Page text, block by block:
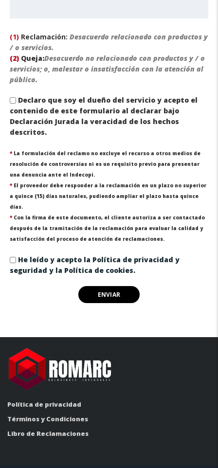
(1) Reclamación: Desacuerdo relacionado con productos y
/ o servicios.
(2) Queja:Desacuerdo no relacionado con productos y / o
servicios; o, malestar o insatisfacción con la atención al
público.
Declaro que soy el dueño del servicio y acepto el
contenido de este formulario al declarar bajo
Declaración Jurada la veracidad de los hechos
descritos.
*La formulación del reclamo no excluye el recurso a otros medios de
resolución de controversias ni es un requisito previo para presentar
una denuncia ante el Indecopi.
*El proveedor debe responder a la reclamación en un plazo no superior
a quince (15) días naturales, pudiendo ampliar el plazo hasta quince
días.
*Con la firma de este documento, el cliente autoriza a ser contactado
después de la tramitación de la reclamación para evaluar la calidad y
satisfacción del proceso de atención de reclamaciones.
He leído y acepto la Política de privacidad y
seguridad y la Política de cookies.
Política de privacidad
Términos y Condiciones
Libro de Reclamaciones